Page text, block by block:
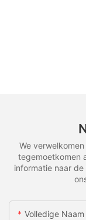
We
tegemoetkomen
informatie naar
Volledige Naam